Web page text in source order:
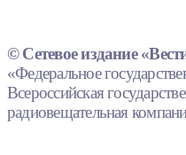
© Сетевое издание
«Федеральное
Всероссийская
радиовещательная